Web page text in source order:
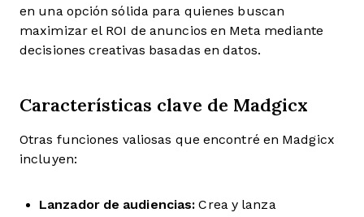
en una opción sólida para quienes buscan
maximizar el ROI de anuncios en Meta mediante
decisiones creativas basadas en datos.
Características clave de Madgicx
Otras funciones valiosas que encontré en Madgicx
incluyen:
Lanzador de audiencias: Crea y lanza